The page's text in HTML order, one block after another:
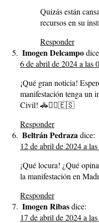
Quizás están
recursos en su
Responder
Imogen Delcampo
6 de abril de 2024 a las
¡Qué gran noticia!
manifestación tenga un
Civil! 🚓👮‍♂️🇪🇸
Responder
Beltrán Pedraza dice:
12 de abril de 2024 a
¡Qué locura! ¿Qué
la manifestación en
Responder
Imogen Ribasdice:
17 de abril de 2024 a